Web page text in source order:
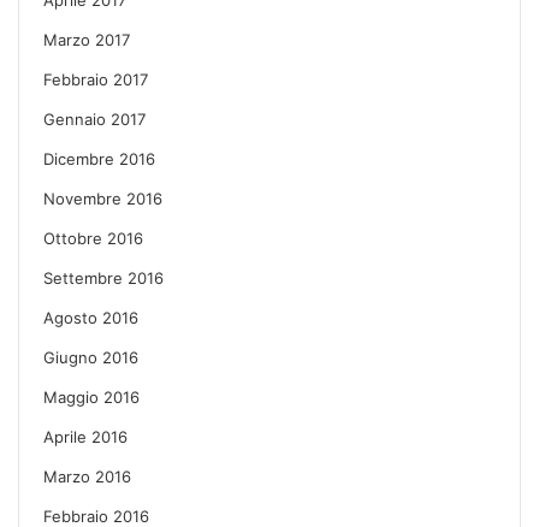
Marzo 2017
Febbraio 2017
Gennaio 2017
Dicembre 2016
Novembre 2016
Ottobre 2016
Settembre 2016
Agosto 2016
Giugno 2016
Maggio 2016
Aprile 2016
Marzo 2016
Febbraio 2016